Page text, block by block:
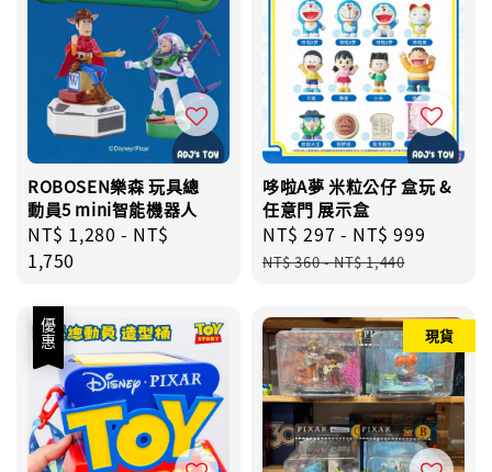
ROBOSEN樂森 玩具總
動員5 mini智能機器人
Regular
price
NT$ 1,280 - NT$
1,750
哆啦A夢 米粒公仔 盒玩 &
任意門 展示盒
Sale
price
NT$ 297 - NT$ 999
NT$ 360-NT$ 1,440
優惠 現貨